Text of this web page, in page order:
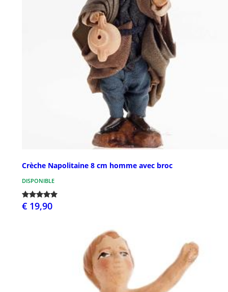
Crèche Napolitaine 8 cm homme avec broc
DISPONIBLE
€ 19,90